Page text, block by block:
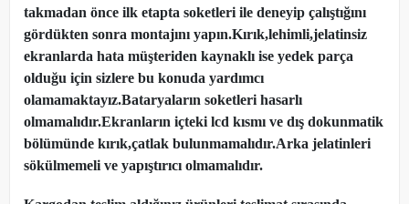
takmadan önce ilk etapta soketleri ile deneyip çalıştığını
gördükten sonra montajını yapın.Kırık,lehimli,jelatinsiz
ekranlarda hata müşteriden kaynaklı ise yedek parça
olduğu için sizlere bu konuda yardımcı
olamamaktayız.Bataryaların soketleri hasarlı
olmamalıdır.Ekranların içteki lcd kısmı ve dış dokunmatik
bölümünde kırık,çatlak bulunmamalıdır.Arka jelatinleri
sökülmemeli ve yapıştırıcı olmamalıdır.